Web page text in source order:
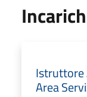
Istruttore
Area